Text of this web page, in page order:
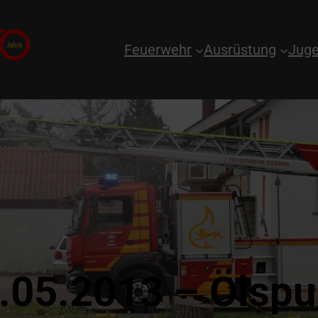
Feuerwehr Ausrüstung
–